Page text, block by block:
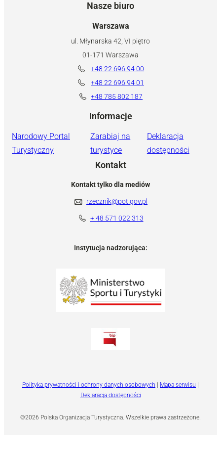
Nasze biuro
Warszawa
ul. Młynarska 42, VI piętro
01-171 Warszawa
+48 22 696 94 00
+48 22 696 94 01
+48 785 802 187
Informacje
Narodowy Portal
Turystyczny
Zarabiaj na
turystyce
Deklaracja
dostępności
Kontakt
Kontakt tylko dla mediów
rzecznik@pot.gov.pl
+ 48 571 022 313
Instytucja nadzorująca:
©2026 Polska Organizacja Turystyczna. Wszelkie prawa zastrzeżone.
Polityka prywatności i ochrony danych osobowych | Mapa serwisu |
Deklaracja dostępności